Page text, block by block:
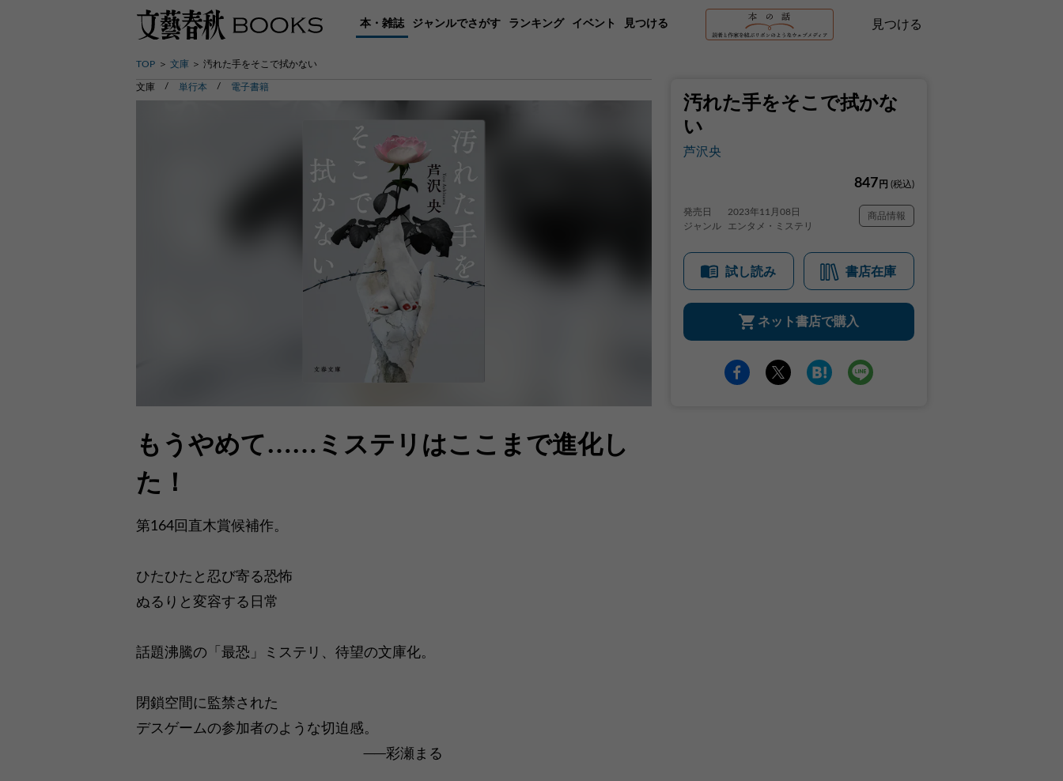
本・雑誌 ジャンルでさがす ランキング イベント 見つける 見つける
TOP 文庫 汚れた手をそこで拭かない
汚れた手をそこで拭かな
い
芦沢央
847 円 (税込)
発売日
2023年11月08日
ジャンル
エンタメ・ミステリ
商品情報
試し読み 書店在庫
ネット書店で購入
文庫 単行本 電子書籍
もうやめて……ミステリはここまで進化し
た！
第164回直木賞候補作。
ひたひたと忍び寄る恐怖
ぬるりと変容する日常
話題沸騰の「最恐」ミステリ、待望の文庫化。
閉鎖空間に監禁された
デスゲームの参加者のような切迫感。
──彩瀬まる